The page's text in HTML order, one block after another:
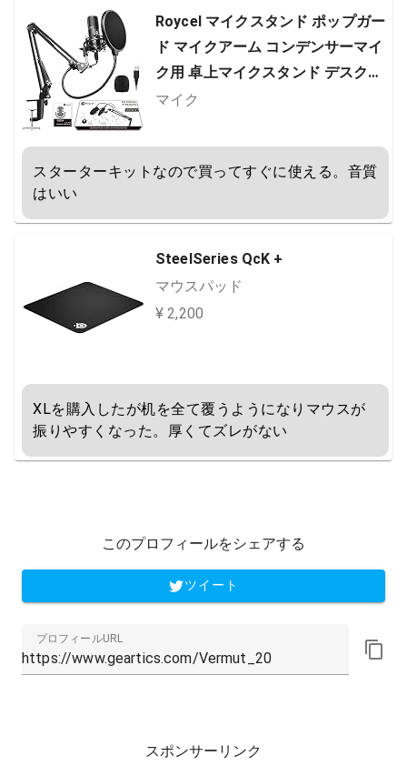
Roycel マイクスタンド ポップガー
ド マイクアーム コンデンサーマイ
ク用 卓上マイクスタンド デスクア
ーム 伸縮 実況 配信 収録 カラオケ
ット)
マイク
スターターキットなので買ってすぐに使える。音質
はいい
SteelSeries QcK +
マウスパッド
¥ 2,200
XLを購入したが机を全て覆うようになりマウスが
振りやすくなった。厚くてズレがない
このプロフィールをシェアする
ツイート
プロフィールURL
スポンサーリンク